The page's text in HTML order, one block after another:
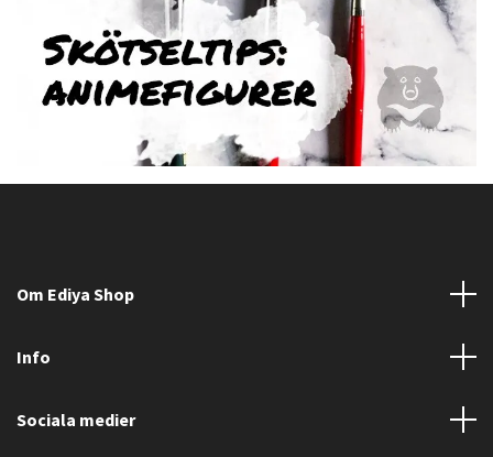
Om Ediya Shop
Info
Sociala medier